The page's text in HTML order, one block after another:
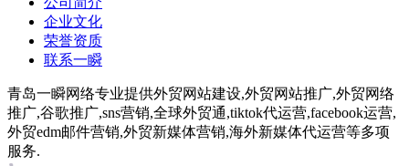
企业文化
荣誉资质
联系一瞬
青岛一瞬网络专业提供外贸网站建设,外贸网站推广,外贸网络
推广,谷歌推广,sns营销,全球外贸通,tiktok代运营,facebook运营,
外贸edm邮件营销,外贸新媒体营销,海外新媒体代运营等多项
服务.